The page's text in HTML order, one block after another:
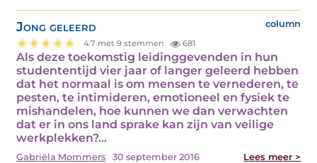
Jong geleerd column
4.7 met 9 stemmen 681
Als deze toekomstig leidinggevenden in hun
studententijd vier jaar of langer geleerd hebben
dat het normaal is om mensen te vernederen, te
pesten, te intimideren, emotioneel en fysiek te
mishandelen, hoe kunnen we dan verwachten
dat er in ons land sprake kan zijn van veilige
werkplekken?…
Gabriëla Mommers 30 september 2016 Lees meer >